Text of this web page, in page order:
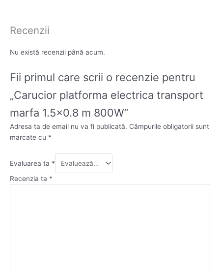
Recenzii
Nu există recenzii până acum.
Fii primul care scrii o recenzie pentru
„Carucior platforma electrica transport
marfa 1.5×0.8 m 800W”
Adresa ta de email nu va fi publicată. Câmpurile obligatorii sunt
marcate cu *
Evaluarea ta *
Recenzia ta *